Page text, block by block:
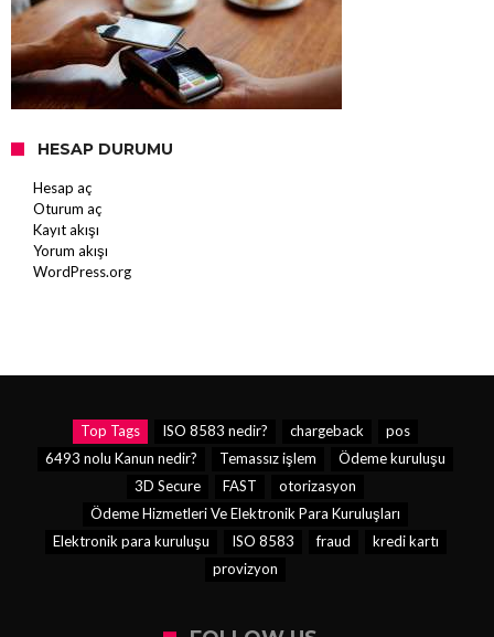
HESAP DURUMU
Hesap aç
Oturum aç
Kayıt akışı
Yorum akışı
WordPress.org
Top Tags ISO 8583 nedir? chargeback
pos
6493 nolu Kanun nedir?
Temassız işlem
Ödeme kuruluşu
3D Secure
FAST
otorizasyon
Ödeme Hizmetleri Ve Elektronik Para Kuruluşları
Elektronik para kuruluşu
ISO 8583 fraud
kredi kartı
provizyon